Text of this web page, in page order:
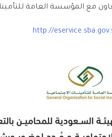
مع المؤسسة العامة
http://